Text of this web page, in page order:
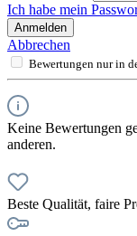
Ich habe mein
Anmelden
Abbrechen
Bewertungen nur in
Keine Bewertungen
anderen.
Beste Qualität, faire